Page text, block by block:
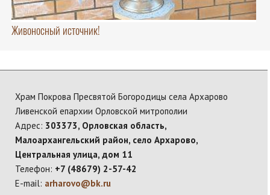
Живоносный источник!
Храм Покрова Пресвятой Богородицы села Архарово
Ливенской епархии Орловской митрополии
Адрес: 303373, Орловская область,
Малоархангельский район, село Архарово,
Центральная улица, дом 11
Телефон: +7 (48679) 2-57-42
E-mail: arharovo@bk.ru